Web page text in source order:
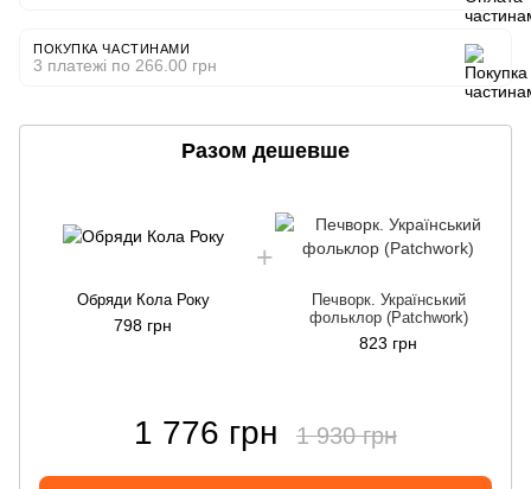
ПОКУПКА ЧАСТИНАМИ
3 платежі по 266.00 грн
Разом дешевше
Обряди Кола Року
798 грн
Печворк. Український
фольклор (Patchwork)
823 грн
1 776 грн 1 930 грн